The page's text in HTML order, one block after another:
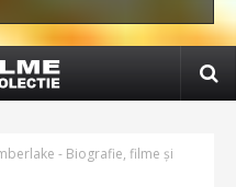
- Biografie, filme și